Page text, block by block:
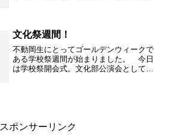
行。 とにかく吹きまくりま...
文化祭週間！
不動岡生にとってゴールデンウィークで
ある学校祭週間が始まりました。 今日
は学校祭開会式。文化部公演会として演
スポンサーリンク